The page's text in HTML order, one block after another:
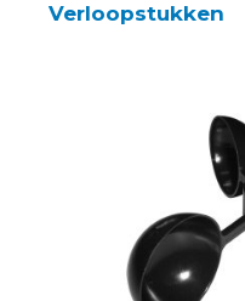
Verloopstukken